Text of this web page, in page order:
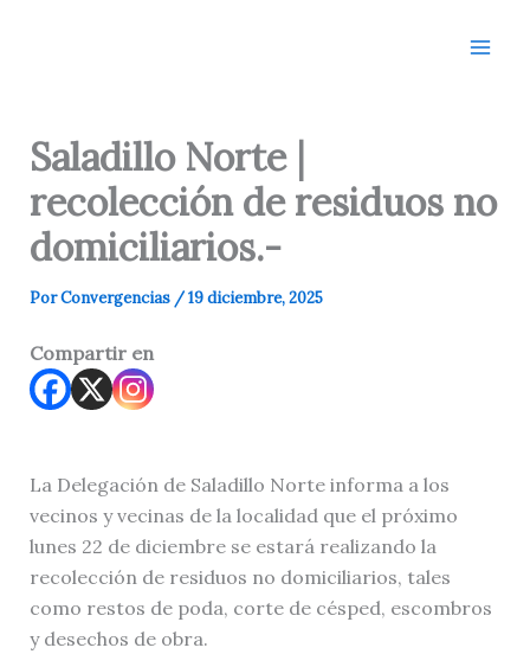
Saladillo Norte |
recolección de residuos no
domiciliarios.-
PorConvergencias /19 diciembre, 2025
Compartir en
La Delegación de Saladillo Norte informa a los
vecinos y vecinas de la localidad que el próximo
lunes 22 de diciembre se estará realizando la
recolección de residuos no domiciliarios, tales
como restos de poda, corte de césped, escombros
y desechos de obra.